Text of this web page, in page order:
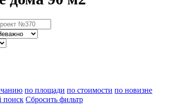
по площади по стоимости по новизне
поиск Сбросить фильтр